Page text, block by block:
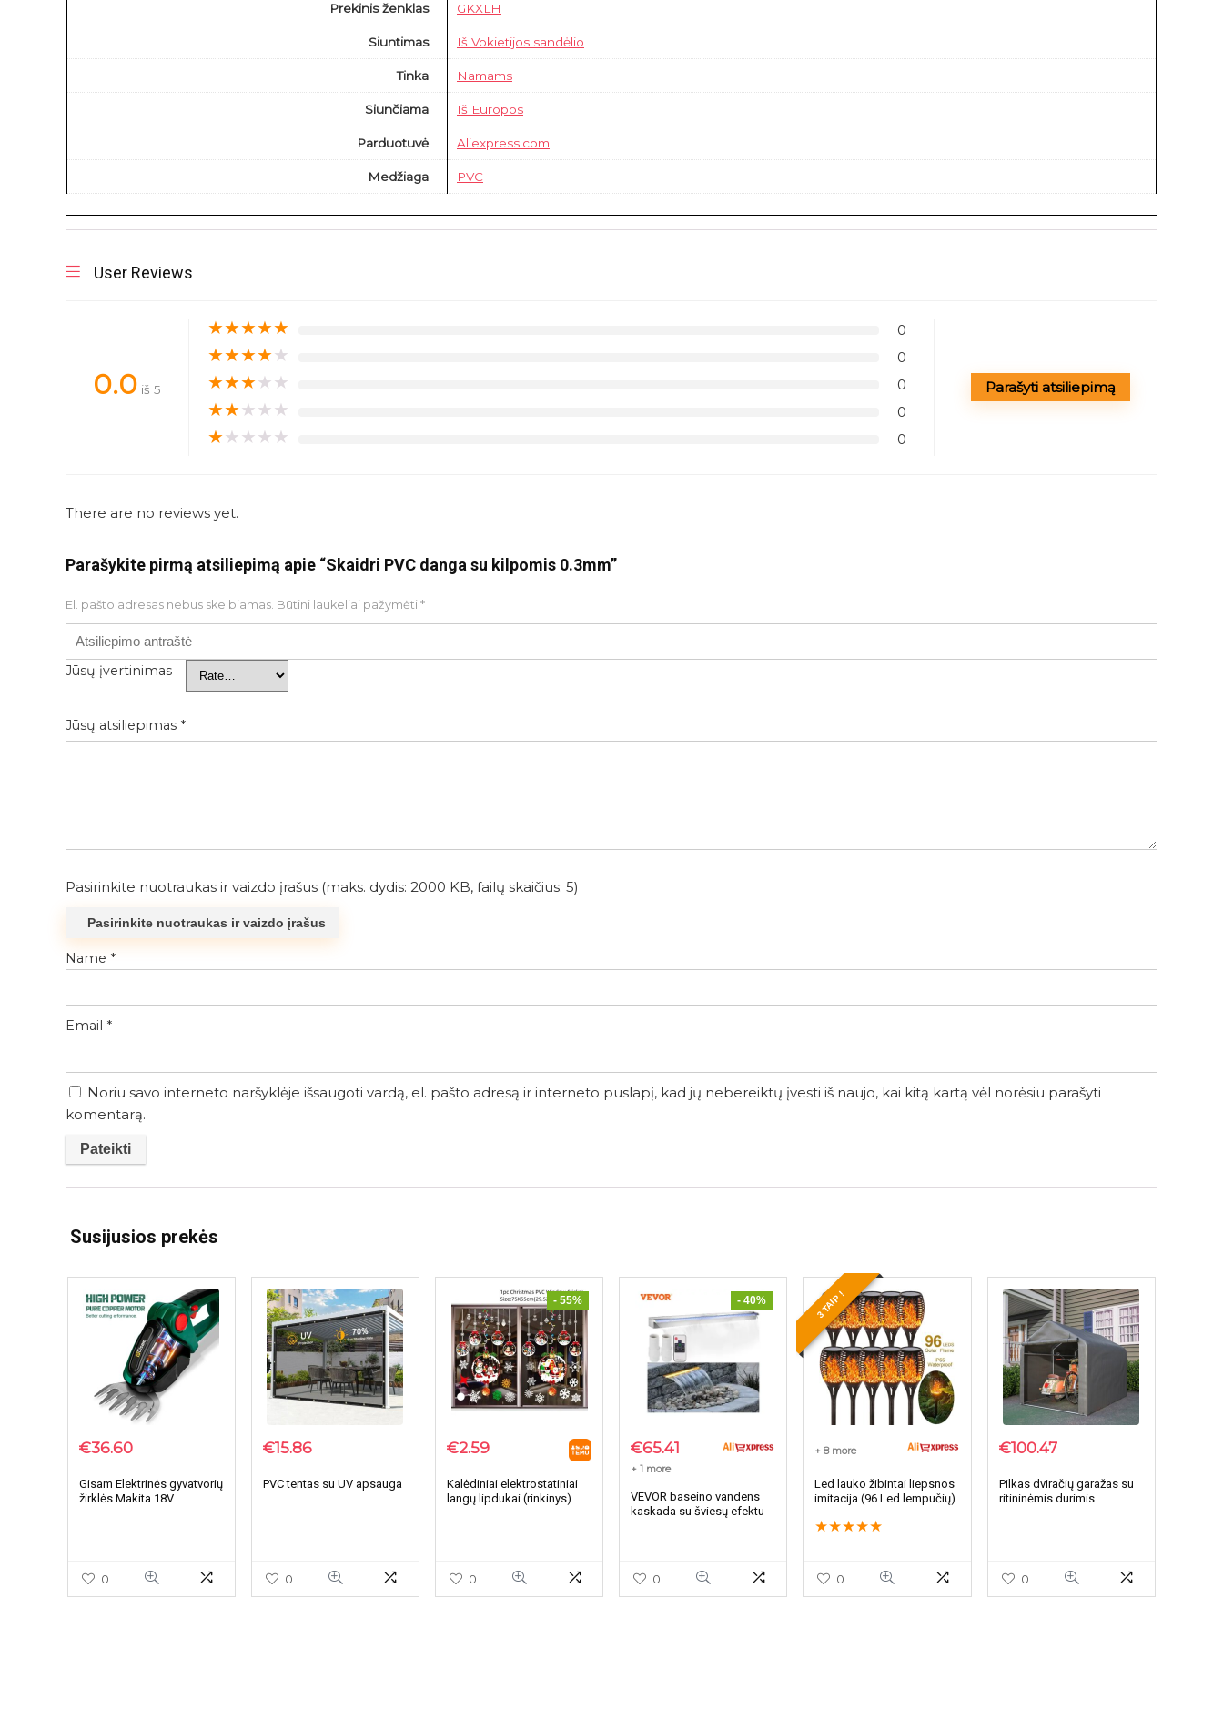
Prekinis ženklas GKXLH
Siuntimas Iš Vokietijos sandėlio
Tinka Namams
Siunčiama Iš Europos
Parduotuvė Aliexpress.com
Medžiaga PVC
User Reviews
0.0 iš 5
★★★★★ 0
★★★★★ 0
★★★★★ 0
★★★★★ 0
★★★★★ 0
Parašyti atsiliepimą
There are no reviews yet.
Parašykite pirmą atsiliepimą apie “Skaidri PVC danga su kilpomis 0.3mm”
El. pašto adresas nebus skelbiamas. Būtini laukeliai pažymėti *
Jūsų įvertinimas
Jūsų atsiliepimas *
Pasirinkite nuotraukas ir vaizdo įrašus (maks. dydis: 2000 KB, failų skaičius: 5)
Pasirinkite nuotraukas ir vaizdo įrašus
Name *
Email *
Noriu savo interneto naršyklėje išsaugoti vardą, el. pašto adresą ir interneto puslapį, kad jų nebereiktų įvesti iš naujo, kai kitą kartą vėl norėsiu parašyti
komentarą.
Susijusios prekės
€36.60
Gisam Elektrinės gyvatvorių
žirklės Makita 18V
0
€15.86
PVC tentas su UV apsauga
0
- 55%
€2.59
Kalėdiniai elektrostatiniai
langų lipdukai (rinkinys)
0
- 40%
€65.41
+ 1 more
VEVOR baseino vandens
kaskada su šviesų efektu
0
3 TAIP !
+ 8 more
Led lauko žibintai liepsnos
imitacija (96 Led lempučių)
★★★★★
0
€100.47
Pilkas dviračių garažas su
ritininėmis durimis
0